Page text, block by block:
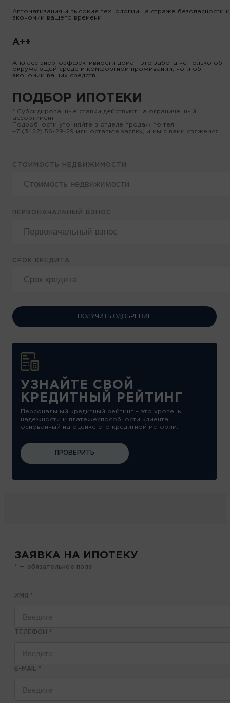
Автоматизация и высокие технологии на страже безопасности и
экономии вашего времени
А++
А-класс энергоэффективности дома - это забота не только об
окружающей среде и комфортном проживании, но и об
экономии ваших средств
ПОДБОР ИПОТЕКИ
* Субсидированные ставки действуют на ограниченный
ассортимент.
Подробности уточняйте в отделе продаж по тел.
+7 (3452) 56-29-29 или оставьте заявку , и мы с вами свяжемся.
СТОИМОСТЬ НЕДВИЖИМОСТИ
ПЕРВОНАЧАЛЬНЫЙ ВЗНОС
СРОК КРЕДИТА
ПОЛУЧИТЬ ОДОБРЕНИЕ
УЗНАЙТЕ СВОЙ
КРЕДИТНЫЙ РЕЙТИНГ
Персональный кредитный рейтинг – это уровень
надежности и платежеспособности клиента,
основанный на оценке его кредитной истории.
ПРОВЕРИТЬ
ЗАЯВКА НА ИПОТЕКУ
* — обязательное поле
ИМЯ *
ТЕЛЕФОН *
E-MAIL *